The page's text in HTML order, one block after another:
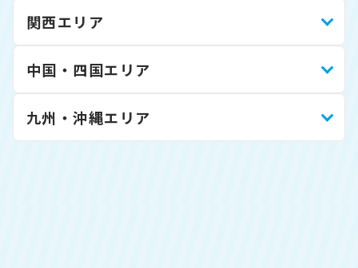
関西エリア
中国・四国エリア
九州・沖縄エリア